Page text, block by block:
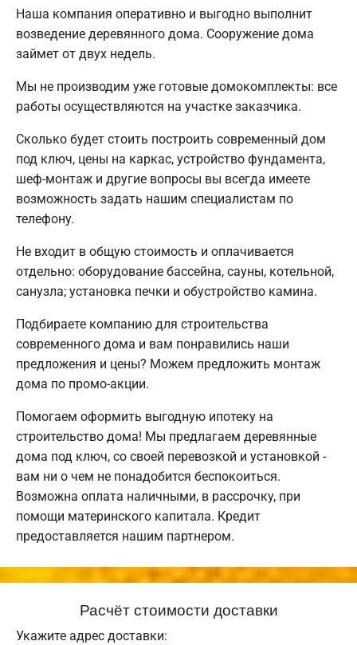
Наша компания оперативно и выгодно выполнит
возведение деревянного дома. Сооружение дома
займет от двух недель.
Мы не производим уже готовые домокомплекты: все
работы осуществляются на участке заказчика.
Сколько будет стоить построить современный дом
под ключ, цены на каркас, устройство фундамента,
шеф-монтаж и другие вопросы вы всегда имеете
возможность задать нашим специалистам по
телефону.
Не входит в общую стоимость и оплачивается
отдельно: оборудование бассейна, сауны, котельной,
санузла; установка печки и обустройство камина.
Подбираете компанию для строительства
современного дома и вам понравились наши
предложения и цены? Можем предложить монтаж
дома по промо-акции.
Помогаем оформить выгодную ипотеку на
строительство дома! Мы предлагаем деревянные
дома под ключ, со своей перевозкой и установкой -
вам ни о чем не понадобится беспокоиться.
Возможна оплата наличными, в рассрочку, при
помощи материнского капитала. Кредит
предоставляется нашим партнером.
Расчёт стоимости доставки
Укажите адрес доставки: